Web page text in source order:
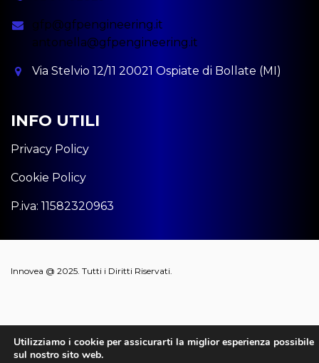
gfp@gfpengineering.it
antonella@gfpengineering.it
Via Stelvio 12/11 20021 Ospiate di Bollate (MI)
INFO UTILI
Privacy Policy
Cookie Policy
P.iva: 11582320963
Innovea @ 2025. Tutti i Diritti Riservati.
Utilizziamo i cookie per assicurarti la miglior esperienza possibile
sul nostro sito web.